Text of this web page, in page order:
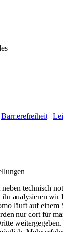
Barrierefreiheit |
technisch
analysieren wir
läuft auf einem
nur dort für